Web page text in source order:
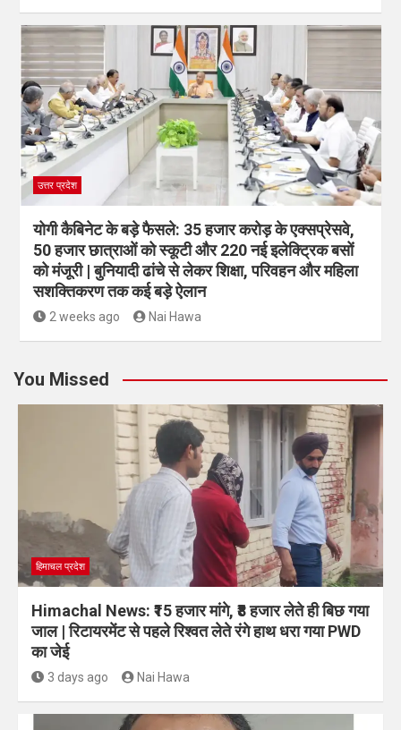
उत्तर प्रदेश
योगी कैबिनेट के बड़े फैसले: 35 हजार करोड़ के एक्सप्रेसवे,
50 हजार छात्राओं को स्कूटी और 220 नई इलेक्ट्रिक बसों
को मंजूरी | बुनियादी ढांचे से लेकर शिक्षा, परिवहन और महिला
सशक्तिकरण तक कई बड़े ऐलान
2 weeks ago Nai Hawa
You Missed
हिमाचल प्रदेश
Himachal News: ₹15 हजार मांगे, ₹8 हजार लेते ही बिछ गया
जाल | रिटायरमेंट से पहले रिश्वत लेते रंगे हाथ धरा गया PWD
का जेई
3 days ago Nai Hawa